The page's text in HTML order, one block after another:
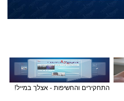
התחקירים והחשיפות - אצלך במייל!